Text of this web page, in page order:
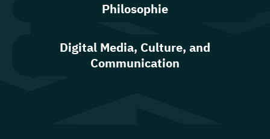
Philosophie
Digital Media, Culture, and
Communication